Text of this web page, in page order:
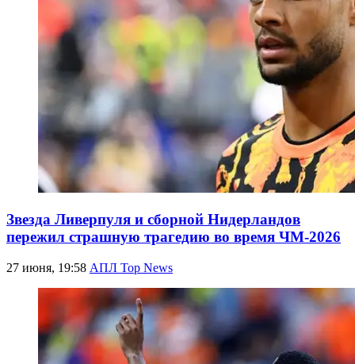
Звезда Ливерпуля и сборной Нидерландов
пережил страшную трагедию во время ЧМ-2026
27 июня, 19:58 АПЛ Top News